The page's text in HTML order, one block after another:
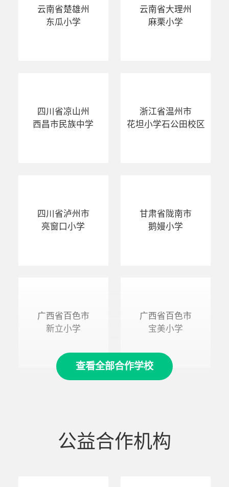
云南省楚雄州
东瓜小学
云南省大理州
麻栗小学
四川省凉山州
西昌市民族中学
浙江省温州市
花坦小学石公田校区
四川省泸州市
亮窗口小学
甘肃省陇南市
鹅嫚小学
广西省百色市
新立小学
广西省百色市
宝美小学
查看全部合作学校
公益合作机构